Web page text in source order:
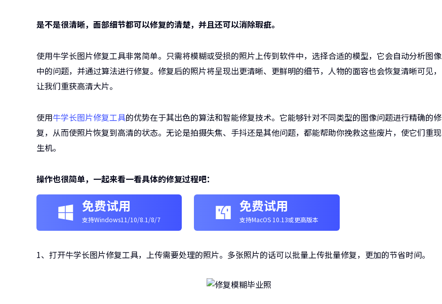
是不是很清晰，面部细节都可以修复的清楚，并且还可以消除瑕疵。
使用牛学长图片修复工具非常简单。只需将模糊或受损的照片上传到软件中，选择合适的模型，它会自动分析图像
中的问题，并通过算法进行修复。修复后的照片将呈现出更清晰、更鲜明的细节，人物的面容也会恢复清晰可见，
让我们重获高清大片。
使用牛学长图片修复工具的优势在于其出色的算法和智能修复技术。它能够针对不同类型的图像问题进行精确的修
复，从而使照片恢复到高清的状态。无论是拍摄失焦、手抖还是其他问题，都能帮助你挽救这些废片，使它们重现
生机。
操作也很简单，一起来看一看具体的修复过程吧：
免费试用
支持Windows11/10/8.1/8/7
免费试用
支持MacOS 10.13或更高版本
1、打开牛学长图片修复工具，上传需要处理的照片。多张照片的话可以批量上传批量修复，更加的节省时间。